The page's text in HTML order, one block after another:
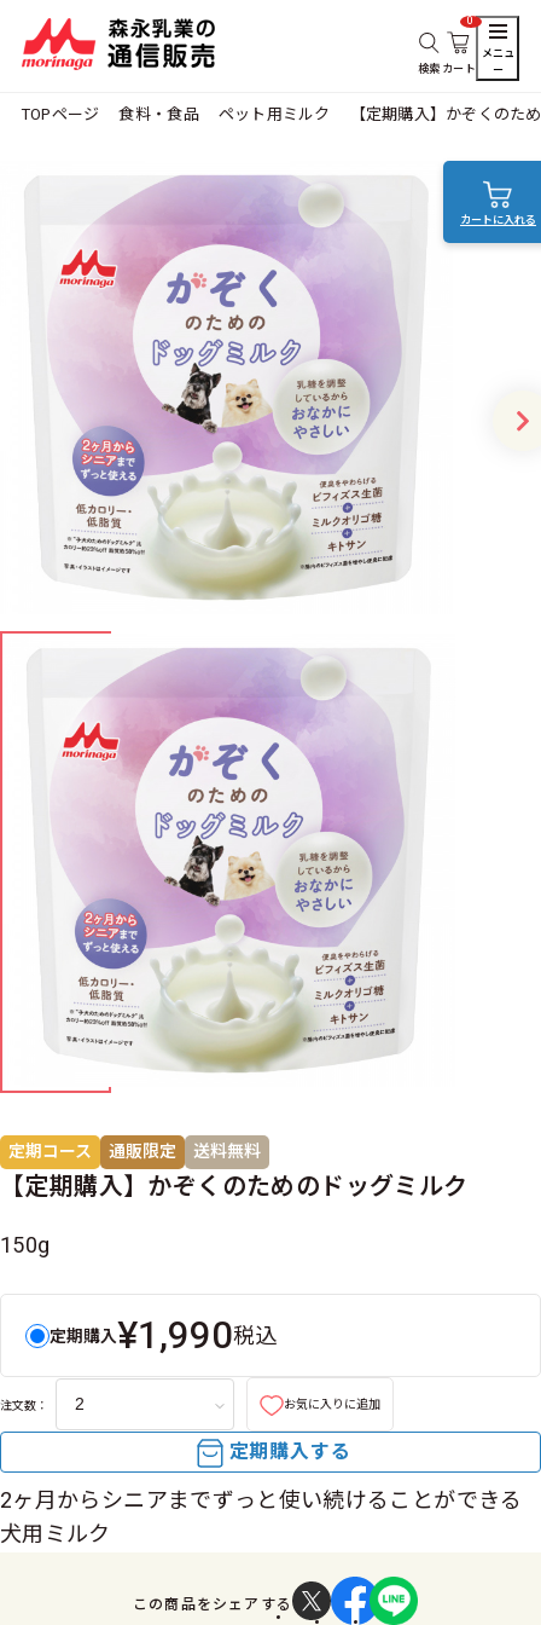
検索 カート
0
メニュ
ー
TOPページ 食料・食品 ペット用ミルク 【定期購入】かぞくのた
カートに入れる
定期コース 通販限定 送料無料
【定期購入】かぞくのためのドッグミルク
150g
定期購入¥1,990税込
注文数： お気に入りに追加
定期購入する
2ヶ月からシニアまでずっと使い続けることができる
犬用ミルク
この商品をシェアする